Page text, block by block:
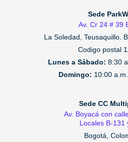
Sede
Av. Cr 24 # 39
La Soledad, Teusaquillo.
Codigo postal
Lunes a Sábado: 8:30
Domingo: 10:00
Sede CC
Av. Boyacá con
Locales B-131
Bogotá,